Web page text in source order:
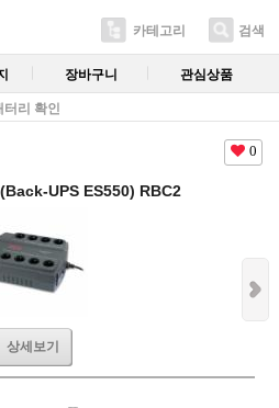
카테고리 검색
장바구니 관심상품
터리 확인
0
UPS ES550) RBC2
상세보기